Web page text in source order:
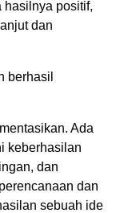
hasilnya positif,
dan
berhasil
Ada
keberhasilan
dan
dan
sebuah ide